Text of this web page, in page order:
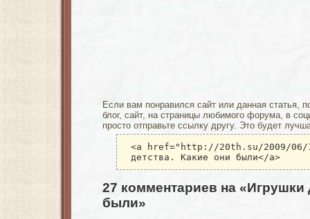
Если вам понравился сайт или данная статья,
блог, сайт, на страницы любимого форума, в
просто отправьте ссылку другу. Это будет
<a href="http://20th.su/2009/06/
детства. Какие они были</a>
27 комментариев на «Игрушки
были»